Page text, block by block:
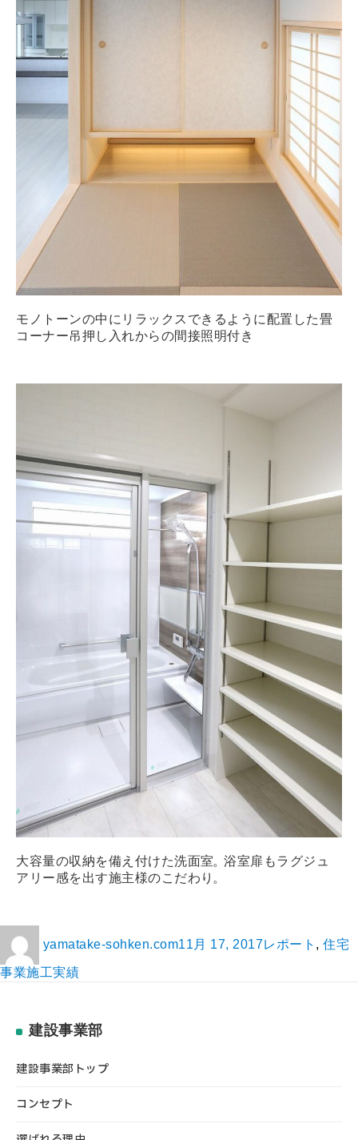
モノトーンの中にリラックスできるように配置した畳
コーナー吊押し入れからの間接照明付き
大容量の収納を備え付けた洗面室。浴室扉もラグジュ
アリー感を出す施主様のこだわり 。
yamatake-sohken.com11月 17, 2017レポート , 住宅
事業施工実績
建設事業部
建設事業部トップ
コンセプト